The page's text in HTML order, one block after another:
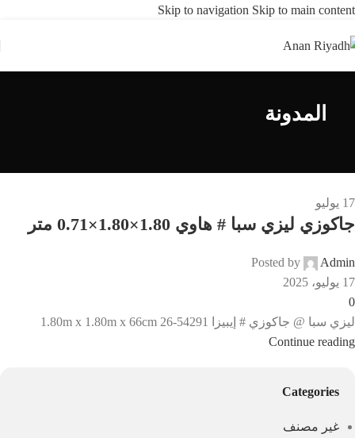
Skip to navigation Skip to main content
المدونة
17 يوليو
جاكوزي ليزي سبا # هاوي 1.80×1.80×0.71 متر
Posted by
Admin
17 يوليو، 2025
0
ليزي سبا @ جاكوزي # إيبيزا 1.80m x 1.80m x 66cm 26-54291
Continue reading
Categories
غير مصنف